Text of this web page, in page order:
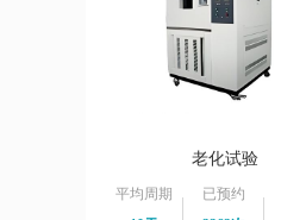
老化试验
平均周期
已预约